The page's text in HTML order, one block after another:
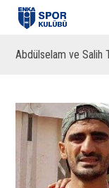
Abdülselam ve Salih